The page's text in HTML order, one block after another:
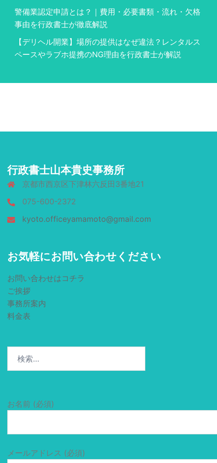
警備業認定申請とは？｜費用・必要書類・流れ・欠格
事由を行政書士が徹底解説
【デリヘル開業】場所の提供はなぜ違法？レンタルス
ペースやラブホ提携のNG理由を行政書士が解説
行政書士山本貴史事務所
京都市西京区下津林六反田3番地21
075-600-2372
kyoto.officeyamamoto@gmail.com
お気軽にお問い合わせください
お問い合わせはコチラ
ご挨拶
事務所案内
料金表
お名前 (必須)
メールアドレス (必須)